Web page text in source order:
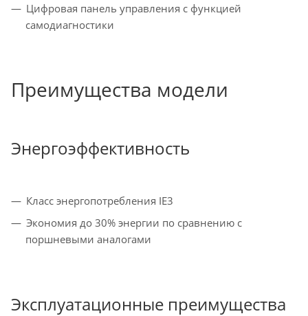
Цифровая панель управления с функцией
самодиагностики
Преимущества модели
Энергоэффективность
Класс энергопотребления IE3
Экономия до 30% энергии по сравнению с
поршневыми аналогами
Эксплуатационные преимущества